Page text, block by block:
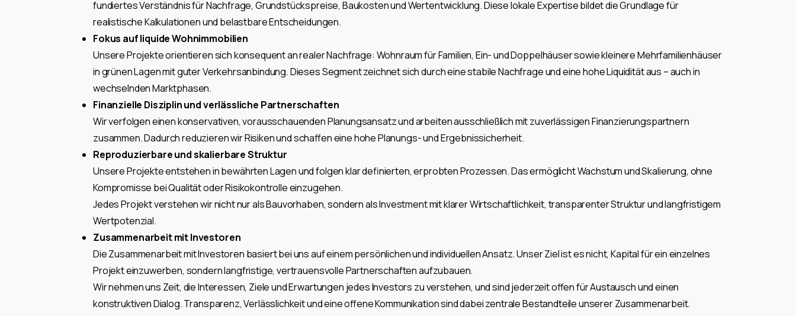
fundiertes Verständnis für Nachfrage, Grundstückspreise, Baukosten und Wertentwicklung. Diese lokale Expertise bildet die Grundlage für
realistische Kalkulationen und belastbare Entscheidungen.
Fokus auf liquide Wohnimmobilien
Unsere Projekte orientieren sich konsequent an realer Nachfrage: Wohnraum für Familien, Ein- und Doppelhäuser sowie kleinere Mehrfamilienhäuser
in grünen Lagen mit guter Verkehrsanbindung. Dieses Segment zeichnet sich durch eine stabile Nachfrage und eine hohe Liquidität aus – auch in
wechselnden Marktphasen.
Finanzielle Disziplin und verlässliche Partnerschaften
Wir verfolgen einen konservativen, vorausschauenden Planungsansatz und arbeiten ausschließlich mit zuverlässigen Finanzierungspartnern
zusammen. Dadurch reduzieren wir Risiken und schaffen eine hohe Planungs- und Ergebnissicherheit.
Reproduzierbare und skalierbare Struktur
Unsere Projekte entstehen in bewährten Lagen und folgen klar definierten, erprobten Prozessen. Das ermöglicht Wachstum und Skalierung, ohne
Kompromisse bei Qualität oder Risikokontrolle einzugehen.
Jedes Projekt verstehen wir nicht nur als Bauvorhaben, sondern als Investment mit klarer Wirtschaftlichkeit, transparenter Struktur und langfristigem
Wertpotenzial.
Zusammenarbeit mit Investoren
Die Zusammenarbeit mit Investoren basiert bei uns auf einem persönlichen und individuellen Ansatz. Unser Ziel ist es nicht, Kapital für ein einzelnes
Projekt einzuwerben, sondern langfristige, vertrauensvolle Partnerschaften aufzubauen.
Wir nehmen uns Zeit, die Interessen, Ziele und Erwartungen jedes Investors zu verstehen, und sind jederzeit offen für Austausch und einen
konstruktiven Dialog. Transparenz, Verlässlichkeit und eine offene Kommunikation sind dabei zentrale Bestandteile unserer Zusammenarbeit.